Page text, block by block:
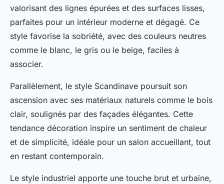
valorisant des lignes épurées et des surfaces lisses,
parfaites pour un intérieur moderne et dégagé. Ce
style favorise la sobriété, avec des couleurs neutres
comme le blanc, le gris ou le beige, faciles à
associer.
Parallèlement, le style Scandinave poursuit son
ascension avec ses matériaux naturels comme le bois
clair, soulignés par des façades élégantes. Cette
tendance décoration inspire un sentiment de chaleur
et de simplicité, idéale pour un salon accueillant, tout
en restant contemporain.
Le style industriel apporte une touche brut et urbaine,